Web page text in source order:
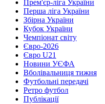
Прем'єр-ліга України
Перша ліга України
Збірна України
Кубок України
Чемпіонат світу
Євро-2026
Євро U21
Новини УЄФА
Вболівальниця тижня
Футбольні передачі
Ретро футбол
Публікації